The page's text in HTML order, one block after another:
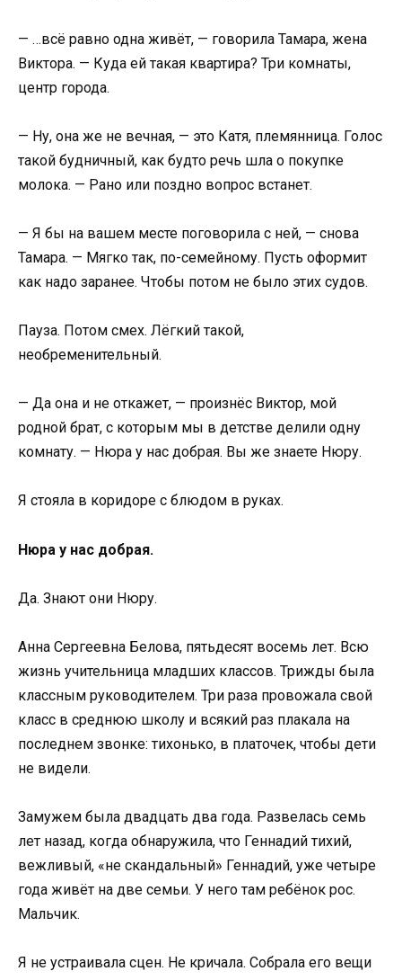
— …всё равно одна живёт, — говорила Тамара, жена
Виктора. — Куда ей такая квартира? Три комнаты,
центр города.
— Ну, она же не вечная, — это Катя, племянница. Голос
такой будничный, как будто речь шла о покупке
молока. — Рано или поздно вопрос встанет.
— Я бы на вашем месте поговорила с ней, — снова
Тамара. — Мягко так, по-семейному. Пусть оформит
как надо заранее. Чтобы потом не было этих судов.
Пауза. Потом смех. Лёгкий такой,
необременительный.
— Да она и не откажет, — произнёс Виктор, мой
родной брат, с которым мы в детстве делили одну
комнату. — Нюра у нас добрая. Вы же знаете Нюру.
Я стояла в коридоре с блюдом в руках.
Нюра у нас добрая.
Да. Знают они Нюру.
Анна Сергеевна Белова, пятьдесят восемь лет. Всю
жизнь учительница младших классов. Трижды была
классным руководителем. Три раза провожала свой
класс в среднюю школу и всякий раз плакала на
последнем звонке: тихонько, в платочек, чтобы дети
не видели.
Замужем была двадцать два года. Развелась семь
лет назад, когда обнаружила, что Геннадий тихий,
вежливый, «не скандальный» Геннадий, уже четыре
года живёт на две семьи. У него там ребёнок рос.
Мальчик.
Я не устраивала сцен. Не кричала. Собрала его вещи